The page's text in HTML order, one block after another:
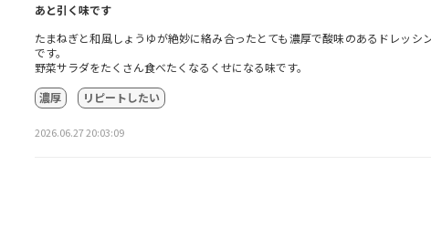
あと引く味です
たまねぎと和風しょうゆが絶妙に絡み合ったとても濃厚で酸味のあるドレッシ
です。
野菜サラダをたくさん食べたくなるくせになる味です。
濃厚
リピートしたい
2026.06.27 20:03:09